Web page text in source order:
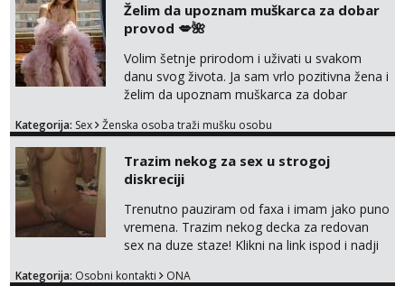
dostupna radnim danom (vikendi i noći su za
obitelj) - vodiš brigu o zdravlju i koristiš
zaštitu Ne javljajte se: - debele - frajeri i
paro...
Želim da upoznam muškarca za dobar
provod 💋🌺
Volim šetnje prirodom i uživati u svakom
danu svog života. Ja sam vrlo pozitivna žena i
želim da upoznam muškarca za dobar
na link ispod i nadji me tamo, cekam te!
Kategorija: Sex Ženska osoba traži mušku osobu
Trazim nekog za sex u strogoj
diskreciji
Trenutno pauziram od faxa i imam jako puno
vremena. Trazim nekog decka za redovan
sex na duze staze! Klikni na link ispod i nadji
Kategorija: Osobni kontakti ONA